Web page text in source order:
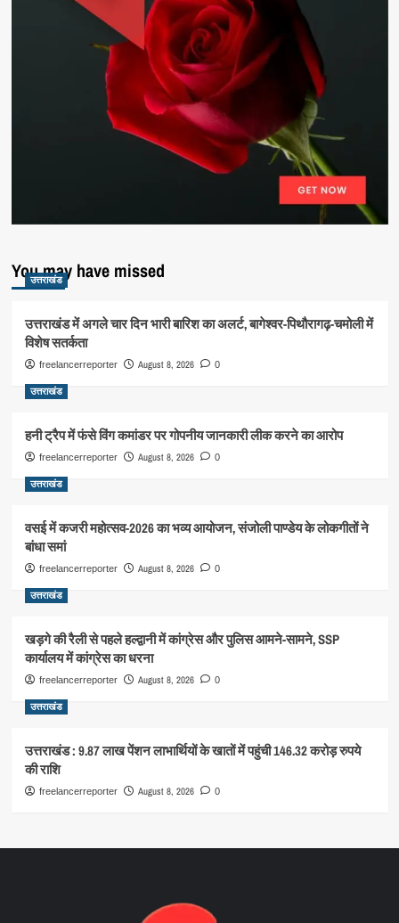
You may have missed
उत्तराखंड
उत्तराखंड में अगले चार दिन भारी बारिश का अलर्ट, बागेश्वर-पिथौरागढ़-चमोली में
विशेष सतर्कता
freelancerreporter August 8, 2026 0
उत्तराखंड
हनी ट्रैप में फंसे विंग कमांडर पर गोपनीय जानकारी लीक करने का आरोप
freelancerreporter August 8, 2026 0
उत्तराखंड
वसई में कजरी महोत्सव-2026 का भव्य आयोजन, संजोली पाण्डेय के लोकगीतों ने
बांधा समां
freelancerreporter August 8, 2026 0
उत्तराखंड
खड़गे की रैली से पहले हल्द्वानी में कांग्रेस और पुलिस आमने-सामने, SSP
कार्यालय में कांग्रेस का धरना
freelancerreporter August 8, 2026 0
उत्तराखंड
उत्तराखंड : 9.87 लाख पेंशन लाभार्थियों के खातों में पहुंची 146.32 करोड़ रुपये
की राशि
freelancerreporter August 8, 2026 0